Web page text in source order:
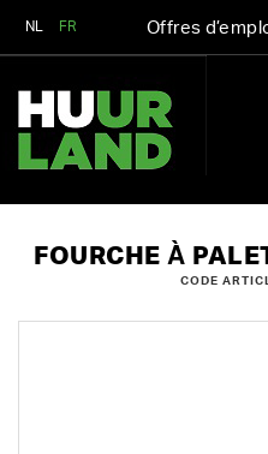
NL FR Offres
FOURCHE À
CODE